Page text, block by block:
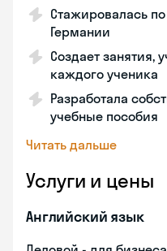
Стажировалась по
Германии
Создает занятия,
каждого ученика
Разработала
учебные пособия
Читать дальше
Услуги и цены
Английский язык